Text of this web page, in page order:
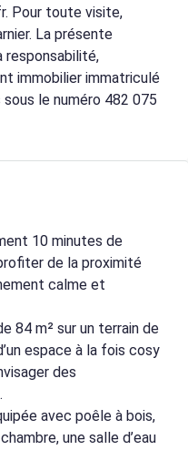
Pour toute visite,
La présente
responsabilité,
immobilier immatriculé
le numéro 482 075
10 minutes de
de la proximité
calme et
84 m² sur un terrain de
espace à la fois cosy
des
avec poêle à bois,
une salle d’eau